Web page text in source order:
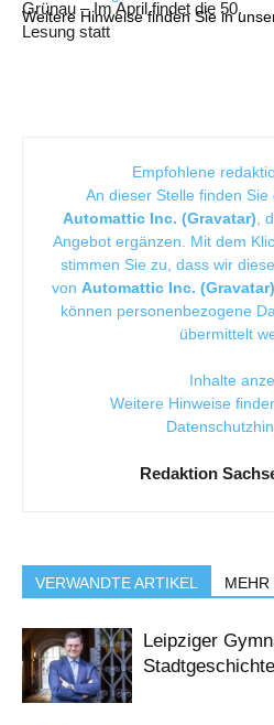
Weitere Hinweise finden Sie in
Grünau – Im April findet die 50.
Lesung statt
Empfohlene
An dieser Stelle finden
Automattic Inc. (Gravatar) ,
Angebot ergänzen. Mit dem
stimmen Sie zu, dass wir
von Automattic Inc. (Gravatar)
können personenbezogene
übermittelt
Inhalte
Weitere Hinweise
Redaktion
VERWANDTE ARTIKEL MEHR
Leipziger